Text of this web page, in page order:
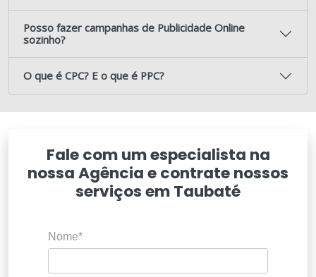
Posso fazer campanhas de Publicidade Online
sozinho?
O que é CPC? E o que é PPC?
Fale com um especialista na
nossa Agência e contrate nossos
serviços em Taubaté
Nome*